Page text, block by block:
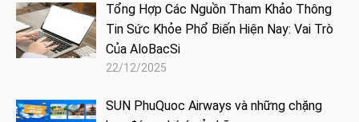
Tổng Hợp Các Nguồn Tham Khảo Thông
Tin Sức Khỏe Phổ Biến Hiện Nay: Vai Trò
Của AloBacSi
22/12/2025
SUN PhuQuoc Airways và những chặng